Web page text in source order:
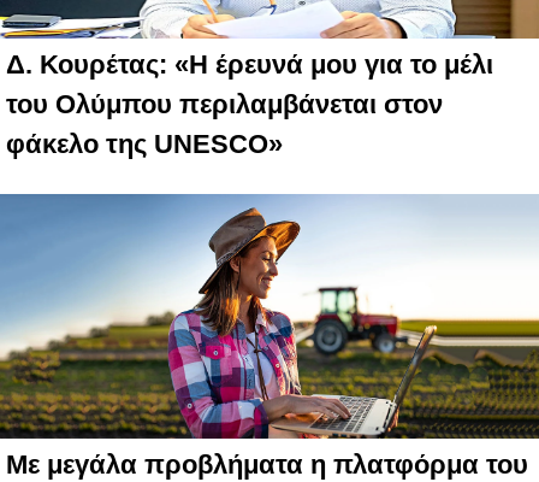
Δ. Κουρέτας: «Η έρευνά μου για το μέλι
του Ολύμπου περιλαμβάνεται στον
φάκελο της UNESCO»
Με μεγάλα προβλήματα η πλατφόρμα του